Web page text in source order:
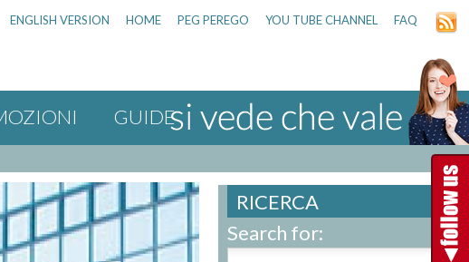
ENGLISH VERSION HOME PEG PEREGO YOU TUBE CHANNEL FAQ
GUIDE
RICERCA
Search for: